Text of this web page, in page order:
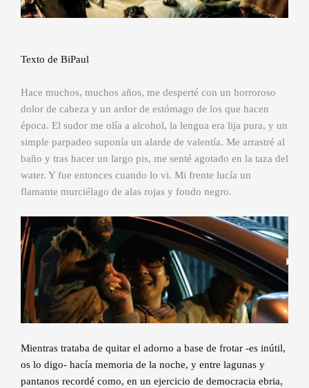
Texto de BiPaul
Hace muchos, muchos años, me desperté con un horroroso
dolor de cabeza y un ardor de estómago de los que hacen
época. El sudor me olía a alcohol, la lengua era lija pura, y un
simple parpadeo suponía un alarde de valentía. Me arrastré al
baño y tras hacer un largo pis, me senté agotado en la taza del
water. Y fue entonces cuando lo vi. Mi frente lucía un
flamante murciélago de alas rojas y fondo negro.
Mientras trataba de quitar el adorno a base de frotar -es inútil,
os lo digo- hacía memoria de la noche, y entre lagunas y
pantanos recordé como, en un ejercicio de democracia ebria,